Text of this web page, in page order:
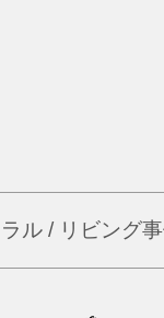
ル / リビング